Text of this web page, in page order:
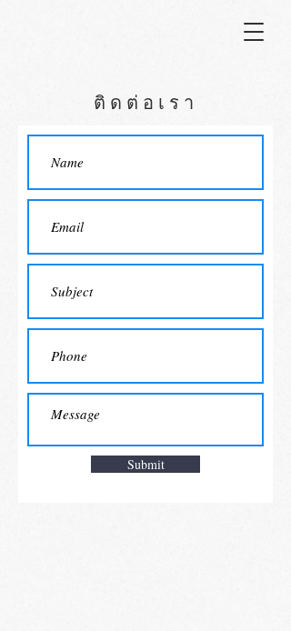
ติดต่อเรา
Submit